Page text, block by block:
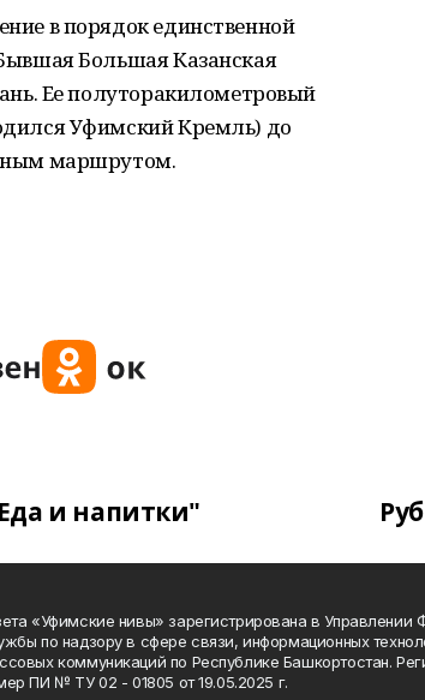
в порядок единственной
Большая Казанская
Ее полуторакилометровый
Уфимский Кремль) до
маршрутом.
и напитки"
«Уфимские нивы» зарегистрирована в Управлении
по надзору в сфере связи, информационных
коммуникаций по Республике Башкортостан.
ПИ № ТУ 02 - 01805 от 19.05.2025 г.